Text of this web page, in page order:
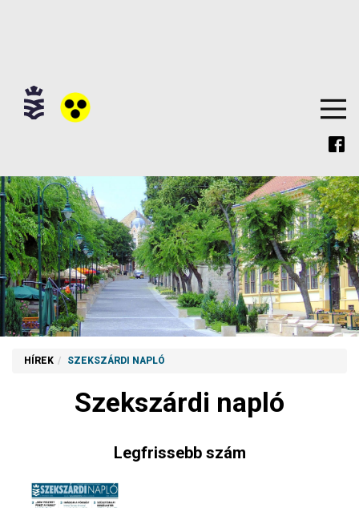
HÍREK SZEKSZÁRDI NAPLÓ
Szekszárdi napló
Legfrissebb szám